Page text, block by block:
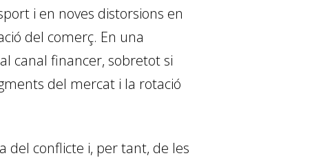
i en noves distorsions en
del comerç. En una
canal financer, sobretot si
del mercat i la rotació
del conflicte i, per tant, de les